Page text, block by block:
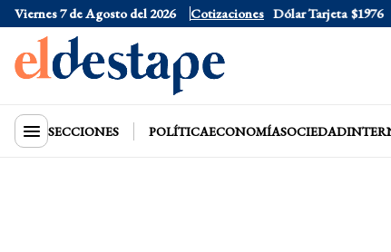
Viernes 7 de Agosto del 2026 Cotizaciones
Dólar Oficial $1520 Dólar Tarjeta $1976
SECCIONES POLÍTICAECONOMÍASOCIEDAD